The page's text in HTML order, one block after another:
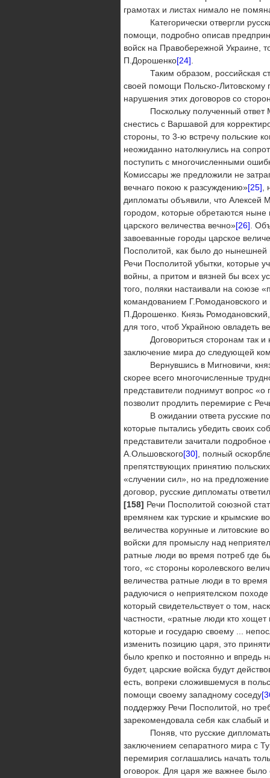
грамотах и листах нимало не
Категорически отвергли
помощи, подробно описав
войск на Правобережной Украине,
П.Дорошенко[24]
Таким образом, российская
своей помощи Польско-Литовскому
нарушения этих договоров со
Поскольку полученный ответ
снестись с Варшавой для
стороны, то 3-ю встречу польские
неожиданно натолкнулись на
поступить с многочисленными
Комиссары же предложили не
вечнаго покою к разсуждению»[25]
дипломаты объявили, что Алексей
городом, которые обретаются ныне
царского величества вечно»[26] .
завоеванные городы царское
Посполитой, как было до нынешней
Речи Посполитой убытки, которые
войны, а притом и вязней бы всех
того, поляки настаивали на союзе
командованием Г.Ромодановского
П.Дорошенко. Князь
для того, чтоб Украйною овладеть
Договориться сторонам так и
заключение мира до следующей
Вернувшись в Мигновичи,
скорее всего многочисленные
представители поднимут вопрос
позволит продлить перемирие с
В ожидании ответа русские
которые пытались убедить своих
представители зачитали
А.Ольшовского[30] , полный
препятствующих принятию
«случении сил», но на предложение
договор, русские дипломаты
[158] Речи Посполитой союзной
времянем как турские и крымские
величества корунные и литовские
войски для промыслу над
ратные люди во время потреб где
того, «с стороны королевского
величества ратные люди в то
радуючися о неприятелском походе
который свидетельствует о том,
частности, «ратные люди кто
которые и государю своему ...
изменить позицию царя, это
было крепко и постоянно и впредь
будет, царские войска будут
есть, вопреки сложившемуся в
помощи своему западному соседу
поддержку Речи Посполитой, но
зарекомендовала себя как слабый
Поняв, что русские дипломаты в
заключением сепаратного мира с
перемирия соглашались начать
оговорок. Для царя же важнее